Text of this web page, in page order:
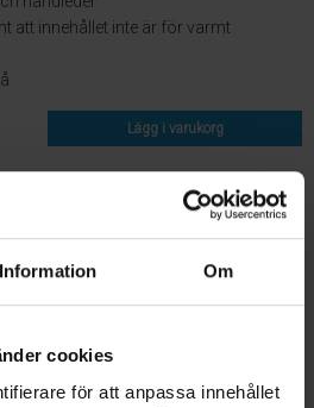
Information Om
cookies
för att anpassa innehållet
att innehållet inte är för varmt
Lägg i varukorg